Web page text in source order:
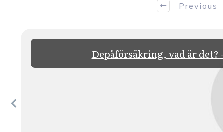
Previous
Depåförsäkring, vad är